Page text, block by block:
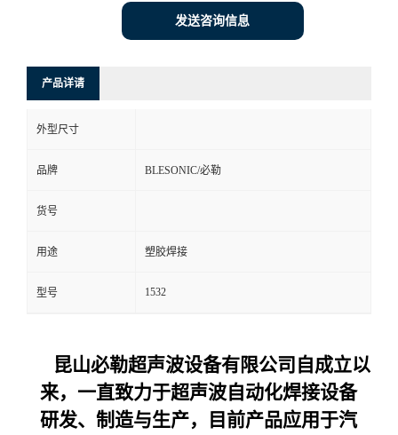
发送咨询信息
产品详请
外型尺寸
品牌 BLESONIC/必勒
货号
用途 塑胶焊接
型号 1532
昆山必勒超声波设备有限公司自成立以
来，一直致力于超声波自动化焊接设备
研发、制造与生产，目前产品应用于汽